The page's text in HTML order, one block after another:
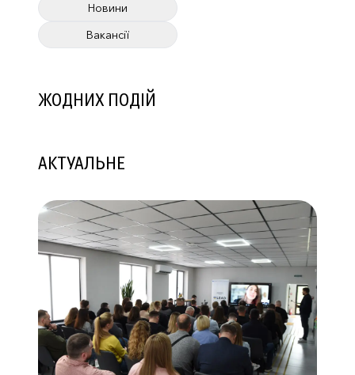
Новини
Вакансії
ЖОДНИХ ПОДІЙ
АКТУАЛЬНЕ